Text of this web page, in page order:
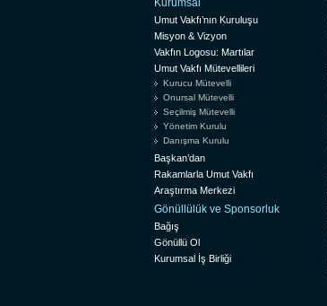
Umut Vakfı’nın Kuruluşu
Misyon & Vizyon
Vakfın Logosu: Martılar
Umut Vakfı Mütevellileri
Kurucu Mütevelli
Onursal Mütevelli
Seçilmiş Mütevelli
Yönetim Kurulu
Danışma Kurulu
Başkan’dan
Rakamlarla Umut Vakfı
Araştırma Merkezi
Gönüllülük ve Sponsorluk
Bağış
Gönüllü Ol
Kurumsal İş Birliği